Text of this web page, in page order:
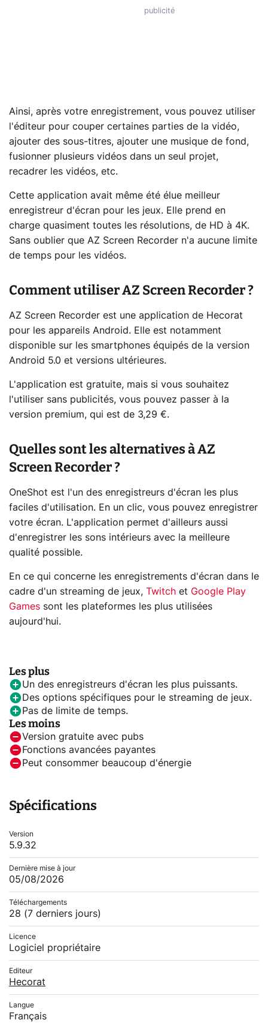
Ainsi, après votre enregistrement, vous pouvez utiliser
l'éditeur pour couper certaines parties de la vidéo,
ajouter des sous-titres, ajouter une musique de fond,
fusionner plusieurs vidéos dans un seul projet,
recadrer les vidéos, etc.
Cette application avait même été élue meilleur
enregistreur d'écran pour les jeux. Elle prend en
charge quasiment toutes les résolutions, de HD à 4K.
Sans oublier que AZ Screen Recorder n'a aucune limite
de temps pour les vidéos.
Comment utiliser AZ Screen Recorder ?
AZ Screen Recorder est une application de Hecorat
pour les appareils Android. Elle est notamment
disponible sur les smartphones équipés de la version
Android 5.0 et versions ultérieures.
L'application est gratuite, mais si vous souhaitez
l'utiliser sans publicités, vous pouvez passer à la
version premium, qui est de 3,29 €.
Quelles sont les alternatives à AZ
Screen Recorder ?
OneShot est l'un des enregistreurs d'écran les plus
faciles d'utilisation. En un clic, vous pouvez enregistrer
votre écran. L'application permet d'ailleurs aussi
d'enregistrer les sons intérieurs avec la meilleure
qualité possible.
En ce qui concerne les enregistrements d'écran dans le
cadre d'un streaming de jeux, Twitch et Google Play
Games sont les plateformes les plus utilisées
aujourd'hui.
Les plus
Un des enregistreurs d'écran les plus puissants.
Des options spécifiques pour le streaming de jeux.
Pas de limite de temps.
Les moins
Version gratuite avec pubs
Fonctions avancées payantes
Peut consommer beaucoup d'énergie
Spécifications
Version
5.9.32
Dernière mise à jour
05/08/2026
Téléchargements
28 (7 derniers jours)
Licence
Logiciel propriétaire
Editeur
Hecorat
Langue
Français